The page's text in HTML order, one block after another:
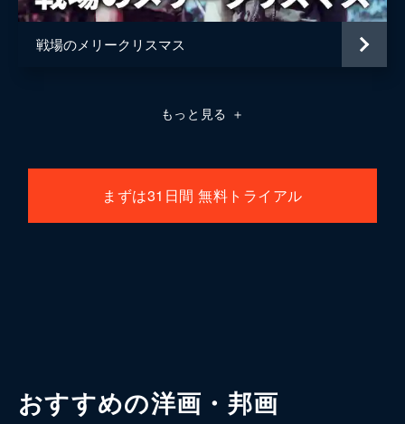
戦場のメリークリスマス
もっと見る ＋
まずは31日間 無料トライアル
おすすめの洋画・邦画